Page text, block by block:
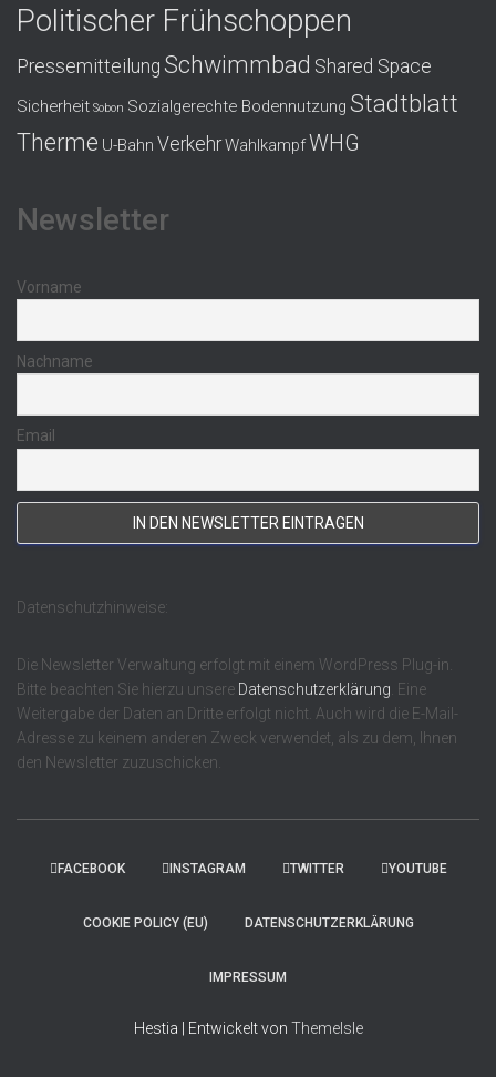
Politischer Frühschoppen
Pressemitteilung Schwimmbad Shared Space
Sicherheit Sobon Sozialgerechte Bodennutzung Stadtblatt
Therme U-Bahn VerkehrWahlkampfWHG
Newsletter
Vorname
Nachname
Email
Datenschutzhinweise:
Die Newsletter Verwaltung erfolgt mit einem WordPress Plug-in.
Bitte beachten Sie hierzu unsere Datenschutzerklärung. Eine
Weitergabe der Daten an Dritte erfolgt nicht. Auch wird die E-Mail-
Adresse zu keinem anderen Zweck verwendet, als zu dem, Ihnen
den Newsletter zuzuschicken.
FACEBOOK INSTAGRAM TWITTER YOUTUBE
COOKIE POLICY (EU) DATENSCHUTZERKLÄRUNG
IMPRESSUM
Hestia | Entwickelt von ThemeIsle